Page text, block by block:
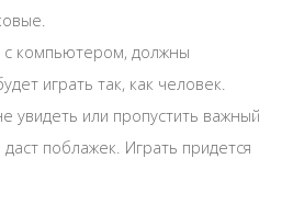
с компьютером, должны
играть так, как человек.
увидеть или пропустить важный
поблажек. Играть придется